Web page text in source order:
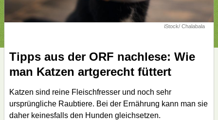
iStock/ Chalabala
Tipps aus der ORF nachlese: Wie
man Katzen artgerecht füttert
Katzen sind reine Fleischfresser und noch sehr
ursprüngliche Raubtiere. Bei der Ernährung kann man sie
daher keinesfalls den Hunden gleichsetzen.